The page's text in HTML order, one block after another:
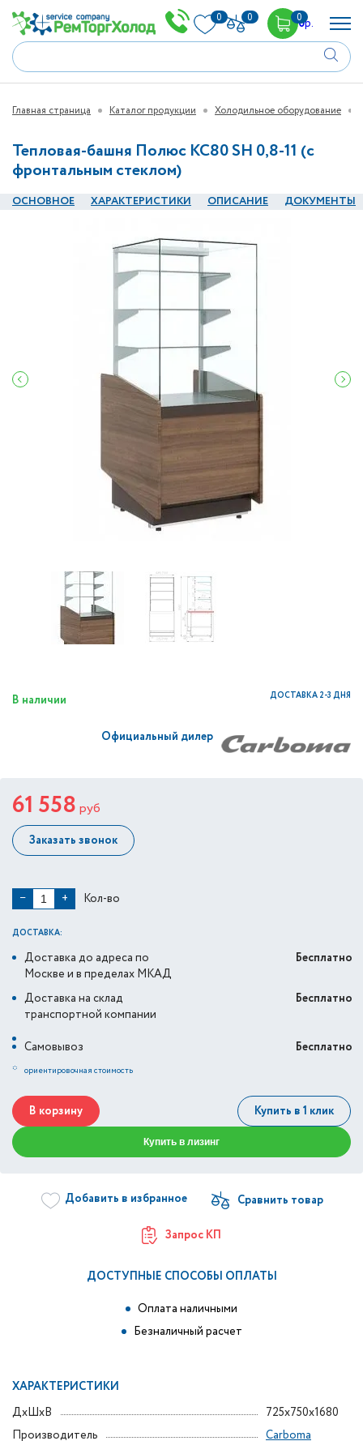
0 0 00р.
Главная страница Каталог продукции Холодильное оборудование
Тепловая-башня Полюс КС80 SH 0,8-11 (с
фронтальным стеклом)
ОСНОВНОЕ ХАРАКТЕРИСТИКИ ОПИСАНИЕ ДОКУМЕНТЫ
В наличии ДОСТАВКА 2-3 ДНЯ
Официальный дилер
61 558 руб
Заказать звонок
− + Кол-во
ДОСТАВКА:
Доставка до адреса по
Москве и в пределах МКАД
Бесплатно
Доставка на склад
транспортной компании
Бесплатно
Самовывоз
Бесплатно
* ориентировочная стоимость
В корзину Купить в 1 клик
Купить в лизинг
Добавить в избранное
Запрос КП
ДОСТУПНЫЕ СПОСОБЫ ОПЛАТЫ
Оплата наличными
Безналичный расчет
ХАРАКТЕРИСТИКИ
ДxШxВ
725x750x1680
Производитель
Carboma